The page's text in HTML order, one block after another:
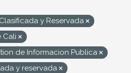
y Reservada
Cali
de Informacion Publica
y reservada